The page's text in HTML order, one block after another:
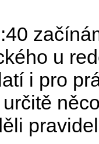
u
i pro